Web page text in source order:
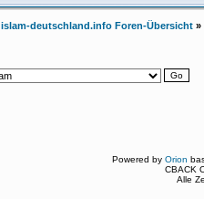
islam-deutschland.info Foren-Übersicht »
Powered byOrion
CBACK
Alle